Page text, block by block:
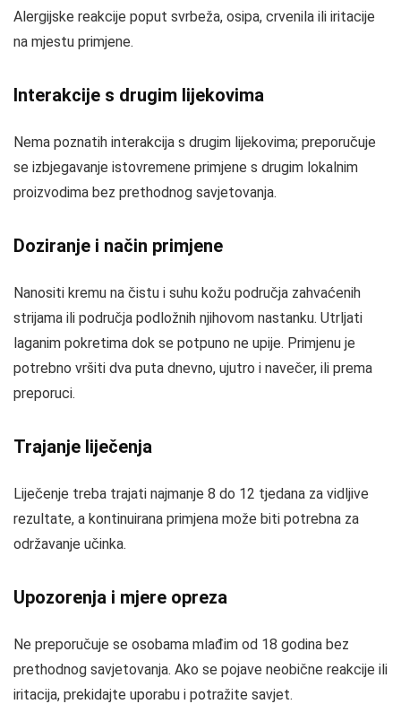
Alergijske reakcije poput svrbeža, osipa, crvenila ili iritacije
na mjestu primjene.
Interakcije s drugim lijekovima
Nema poznatih interakcija s drugim lijekovima; preporučuje
se izbjegavanje istovremene primjene s drugim lokalnim
proizvodima bez prethodnog savjetovanja.
Doziranje i način primjene
Nanositi kremu na čistu i suhu kožu područja zahvaćenih
strijama ili područja podložnih njihovom nastanku. Utrljati
laganim pokretima dok se potpuno ne upije. Primjenu je
potrebno vršiti dva puta dnevno, ujutro i navečer, ili prema
preporuci.
Trajanje liječenja
Liječenje treba trajati najmanje 8 do 12 tjedana za vidljive
rezultate, a kontinuirana primjena može biti potrebna za
održavanje učinka.
Upozorenja i mjere opreza
Ne preporučuje se osobama mlađim od 18 godina bez
prethodnog savjetovanja. Ako se pojave neobične reakcije ili
iritacija, prekidajte uporabu i potražite savjet.